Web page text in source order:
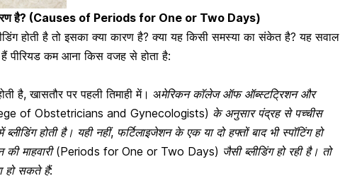
कारण है? (Causes of Periods for One or Two Days)
होती है तो इसका क्या कारण है? क्या यह किसी समस्या का संकेत है? यह सवाल
पीरियड कम आना किस वजह से होता है:
है, खासतौर पर पहली तिमाही में। अमेरिकन कॉलेज ऑफ ऑब्स्टट्रिशन और
of Obstetricians and Gynecologists) के अनुसार पंद्रह से पच्चीस
होती है। यही नहीं, फर्टिलाइजेशन के एक या दो हफ्तों बाद भी स्पॉटिंगहो
की माहवारी (Periods for One or Two Days) जैसी ब्लीडिंग हो रही है। तो
हो सकते हैं: